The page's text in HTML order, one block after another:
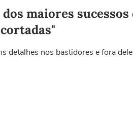
maiores
detalhes nos bastidores e fora